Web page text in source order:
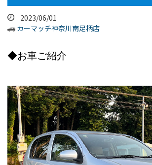
2023/06/01
カーマッチ神奈川南足柄店
◆お車ご紹介